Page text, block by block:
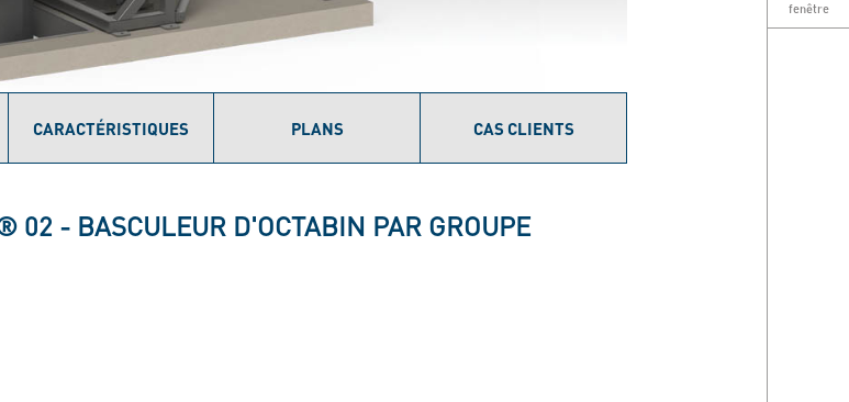
fenêtre
CARACTÉRISTIQUES PLANS CAS CLIENTS
02 - BASCULEUR D'OCTABIN PAR GROUPE